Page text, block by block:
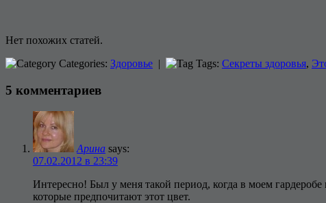
Нет похожих статей.
Categories: Здоровье | Tags: Секреты здоровья,
5 комментариев
Арина says:
07.02.2012 в 23:39
Интересно! Был у меня такой период, когда в моем
которые предпочитают этот цвет.